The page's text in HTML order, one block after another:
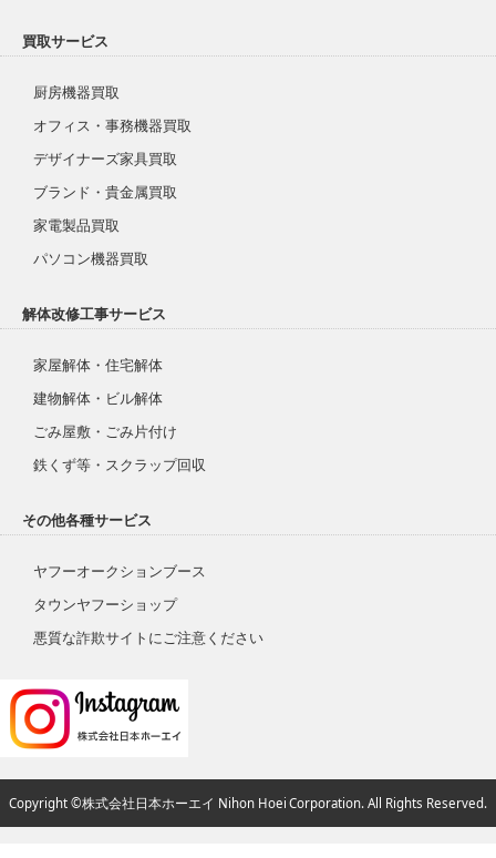
買取サービス
厨房機器買取
オフィス・事務機器買取
デザイナーズ家具買取
ブランド・貴金属買取
家電製品買取
パソコン機器買取
解体改修工事サービス
家屋解体・住宅解体
建物解体・ビル解体
ごみ屋敷・ごみ片付け
鉄くず等・スクラップ回収
その他各種サービス
ヤフーオークションブース
タウンヤフーショップ
悪質な詐欺サイトにご注意ください
Copyright ©株式会社日本ホーエイ Nihon Hoei Corporation. All Rights Reserved.